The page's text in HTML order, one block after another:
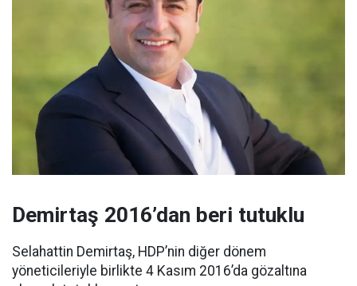
Demirtaş 2016’dan beri tutuklu
Selahattin Demirtaş, HDP’nin diğer dönem
yöneticileriyle birlikte 4 Kasım 2016’da gözaltına